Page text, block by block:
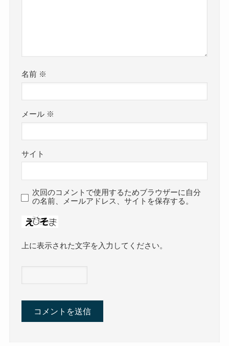
名前 ※
メール ※
サイト
次回のコメントで使用するためブラウザーに自分
の名前、メールアドレス、サイトを保存する。
上に表示された文字を入力してください。